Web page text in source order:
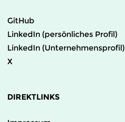
GitHub
LinkedIn (persönliches Profil)
LinkedIn (Unternehmensprofil)
X
DIREKTLINKS